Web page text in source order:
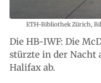
Die HB-IWF: Die
stürzte in der Nacht
Halifax ab.
ETH-Bibliothek Zürich,